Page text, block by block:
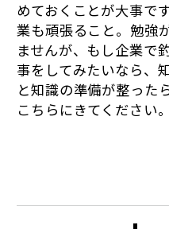
めておくことが大事で
業も頑張ること。勉強
ませんが、もし企業で
事をしてみたいなら、
と知識の準備が整った
こちらにきてください